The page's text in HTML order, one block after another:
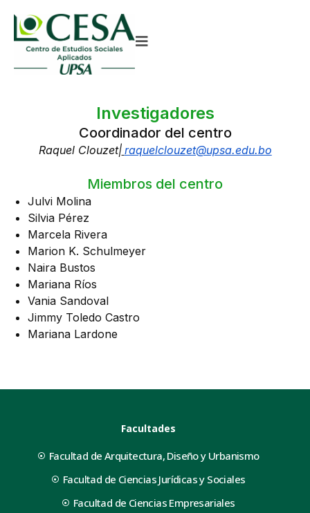
Investigadores
Coordinador del centro
Raquel Clouzet| raquelclouzet@upsa.edu.bo
Miembros del centro
Julvi Molina
Silvia Pérez
Marcela Rivera
Marion K. Schulmeyer
Naira Bustos
Mariana Ríos
Vania Sandoval
Jimmy Toledo Castro
Mariana Lardone
Facultades
Facultad de Arquitectura, Diseño y Urbanismo
Facultad de Ciencias Jurídicas y Sociales
Facultad de Ciencias Empresariales